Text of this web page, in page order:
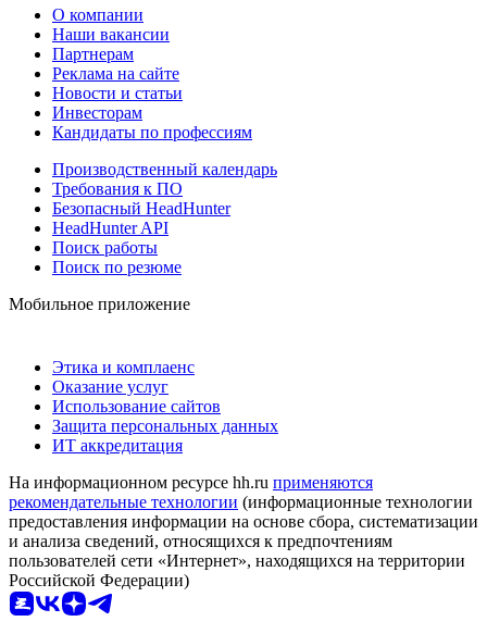
О компании
Наши вакансии
Партнерам
Реклама на сайте
Новости и статьи
Инвесторам
Кандидаты по профессиям
Производственный календарь
Требования к ПО
Безопасный HeadHunter
HeadHunter API
Поиск работы
Поиск по резюме
Мобильное приложение
Этика и комплаенс
Оказание услуг
Использование сайтов
Защита персональных данных
ИТ аккредитация
На информационном ресурсе hh.ru применяются
рекомендательные технологии (информационные технологии
предоставления информации на основе сбора, систематизации
и анализа сведений, относящихся к предпочтениям
пользователей сети «Интернет», находящихся на территории
Российской Федерации)